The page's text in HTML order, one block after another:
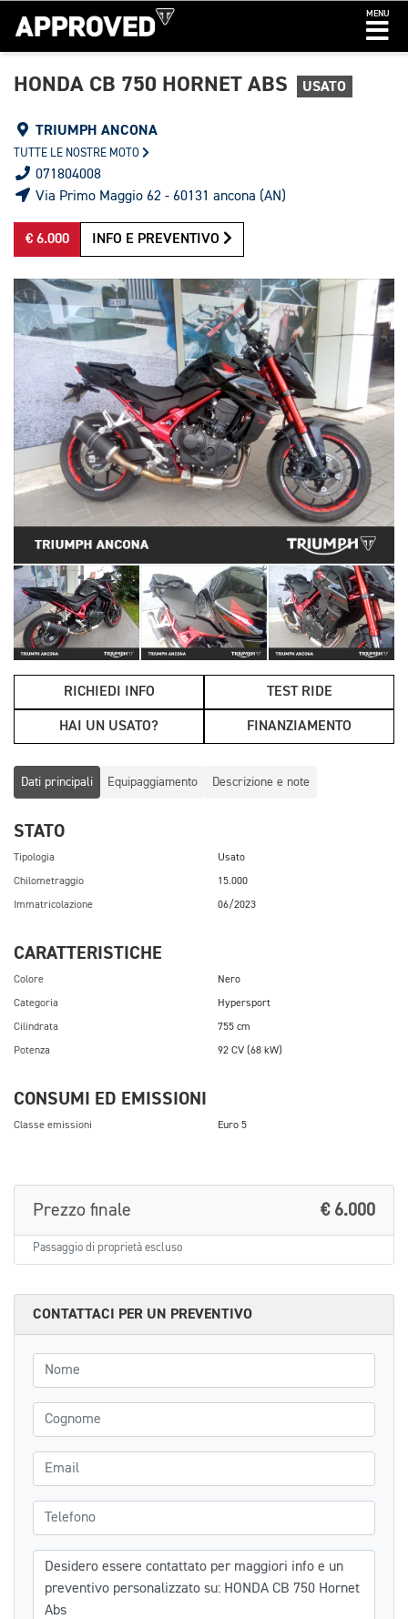
MENU
HONDA CB 750 HORNET ABS USATO
TRIUMPH ANCONA
TUTTE LE NOSTRE MOTO
071804008
Via Primo Maggio 62 - 60131 ancona (AN)
€ 6.000 INFO E PREVENTIVO
RICHIEDI INFO TEST RIDE
HAI UN USATO? FINANZIAMENTO
Dati principali Equipaggiamento Descrizione e note
STATO
Tipologia Usato
Chilometraggio 15.000
Immatricolazione 06/2023
CARATTERISTICHE
Colore Nero
Categoria Hypersport
Cilindrata 755 cm
Potenza 92 CV (68 kW)
CONSUMI ED EMISSIONI
Classe emissioni Euro 5
Prezzo finale € 6.000
Passaggio di proprietà escluso
CONTATTACI PER UN PREVENTIVO
Nome
Cognome
Email
Telefono
Messaggio